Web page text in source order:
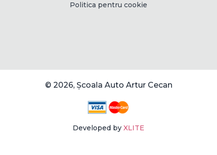
Politica pentru cookie
© 2026, Școala Auto Artur Cecan
Developed by XLITE